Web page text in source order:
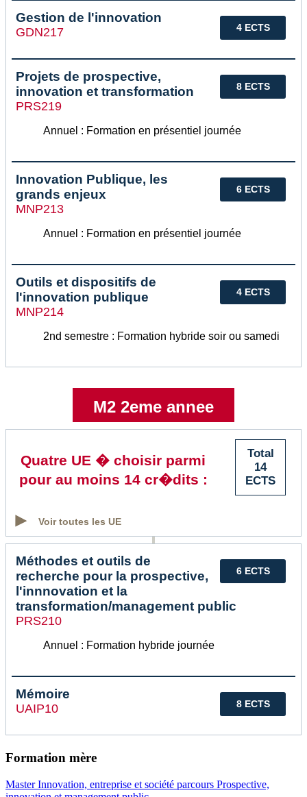
4 ECTS
Gestion de l'innovation
GDN217
8 ECTS
Projets de prospective,
innovation et transformation
PRS219
Annuel : Formation en présentiel journée
6 ECTS
Innovation Publique, les
grands enjeux
MNP213
Annuel : Formation en présentiel journée
4 ECTS
Outils et dispositifs de
l'innovation publique
MNP214
2nd semestre : Formation hybride soir ou samedi
M2 2eme annee
Total
14
ECTS
Quatre UE � choisir parmi
pour au moins 14 cr�dits :
Voir toutes les UE
6 ECTS
Méthodes et outils de
recherche pour la prospective,
l'innnovation et la
transformation/management public
PRS210
Annuel : Formation hybride journée
8 ECTS
Mémoire
UAIP10
Formation mère
Master Innovation, entreprise et société parcours Prospective,